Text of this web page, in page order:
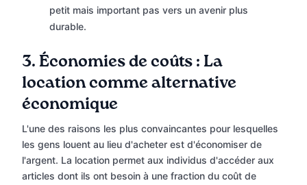
petit mais important pas vers un avenir plus
durable.
3. Économies de coûts : La
location comme alternative
économique
L'une des raisons les plus convaincantes pour lesquelles
les gens louent au lieu d'acheter est d'économiser de
l'argent. La location permet aux individus d'accéder aux
articles dont ils ont besoin à une fraction du coût de